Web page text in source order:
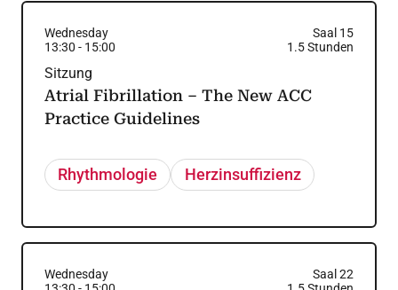
Wednesday
Saal 15
13:30 - 15:00 1.5Stunden
Sitzung
Atrial Fibrillation – The New ACC
Practice Guidelines
Rhythmologie Herzinsuffizienz
Wednesday
Saal 22